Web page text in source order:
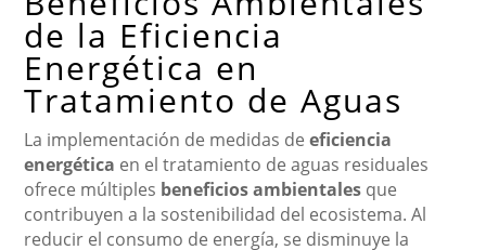
de la Eficiencia
Energética en
Tratamiento de Aguas
La implementación de medidas deeficiencia
energética en el tratamiento de aguas residuales
ofrece múltiples beneficios ambientales que
contribuyen a la sostenibilidad del ecosistema. Al
reducir el consumo de energía, se disminuye la